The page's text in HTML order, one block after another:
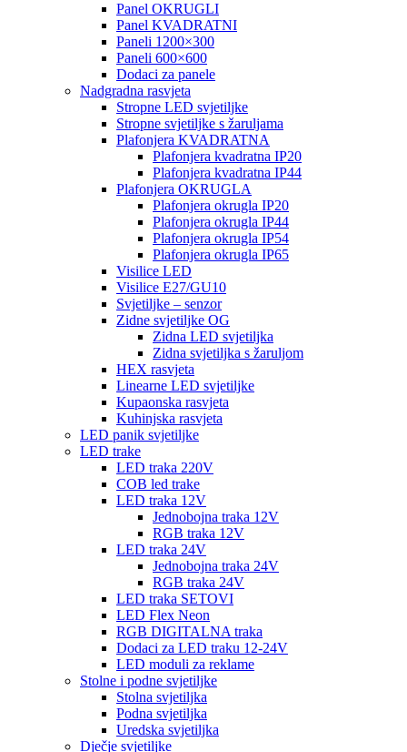
Panel OKRUGLI
Panel KVADRATNI
Paneli 1200×300
Paneli 600×600
Dodaci za panele
Nadgradna rasvjeta
Stropne LED svjetiljke
Stropne svjetiljke s žaruljama
Plafonjera KVADRATNA
Plafonjera kvadratna IP20
Plafonjera kvadratna IP44
Plafonjera OKRUGLA
Plafonjera okrugla IP20
Plafonjera okrugla IP44
Plafonjera okrugla IP54
Plafonjera okrugla IP65
Visilice LED
Visilice E27/GU10
Svjetiljke – senzor
Zidne svjetiljke OG
Zidna LED svjetiljka
Zidna svjetiljka s žaruljom
HEX rasvjeta
Linearne LED svjetiljke
Kupaonska rasvjeta
Kuhinjska rasvjeta
LED panik svjetiljke
LED trake
LED traka 220V
COB led trake
LED traka 12V
Jednobojna traka 12V
RGB traka 12V
LED traka 24V
Jednobojna traka 24V
RGB traka 24V
LED traka SETOVI
LED Flex Neon
RGB DIGITALNA traka
Dodaci za LED traku 12-24V
LED moduli za reklame
Stolne i podne svjetiljke
Stolna svjetiljka
Podna svjetiljka
Uredska svjetiljka
Dječje svjetiljke